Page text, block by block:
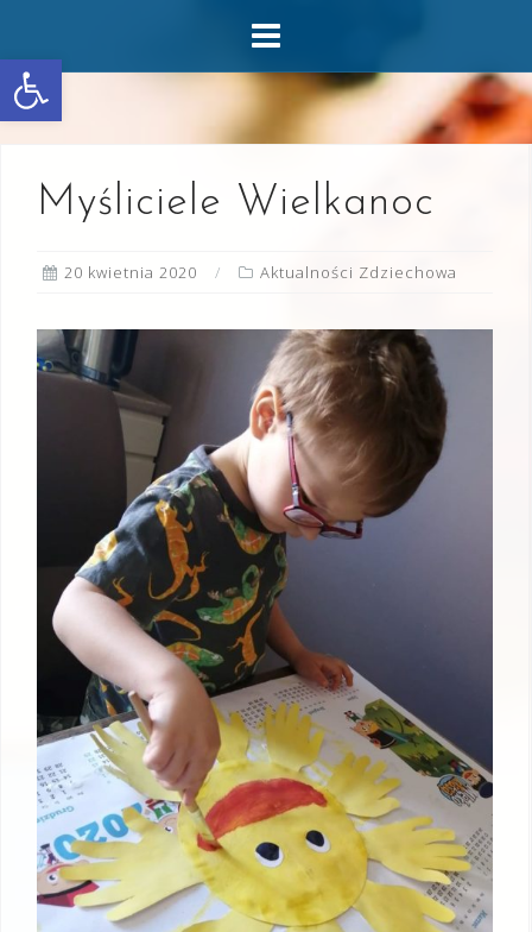
Otwórz pasek narzędzi
content
Myśliciele Wielkanoc
20 kwietnia 2020 Aktualności Zdziechowa